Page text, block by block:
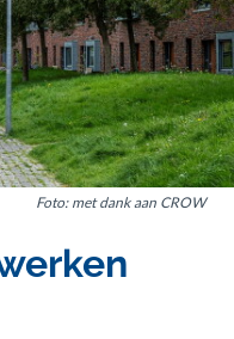
Foto: met dank aan CROW